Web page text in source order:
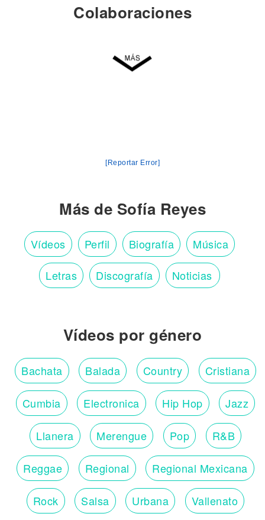
Colaboraciones
[Reportar Error]
Más de Sofía Reyes
Vídeos Perfil Biografía Música
Letras Discografía Noticias
Vídeos por género
Bachata Balada Country Cristiana
Cumbia Electronica Hip Hop Jazz
Llanera Merengue Pop R&B
Reggae Regional Regional Mexicana
Rock Salsa Urbana Vallenato